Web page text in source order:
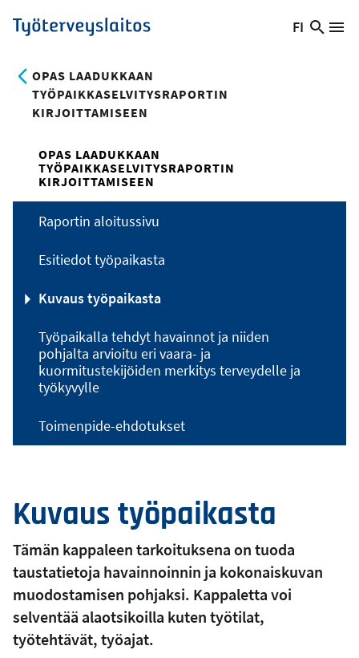
Hyppää
pääsisältöön
Työterveyslaitos
Vaihda
FI
Hae
OPAS LAADUKKAAN
TYÖPAIKKASELVITYSRAPORTIN
KIRJOITTAMISEEN
Kuvaus työpaikasta
Tämän kappaleen tarkoituksena on tuoda
taustatietoja havainnoinnin ja kokonaiskuvan
muodostamisen pohjaksi. Kappaletta voi
selventää alaotsikoilla kuten työtilat,
työtehtävät, työajat.
OPAS LAADUKKAAN
TYÖPAIKKASELVITYSRAPORTIN
KIRJOITTAMISEEN
Raportin aloitussivu
Esitiedot työpaikasta
Kuvaus työpaikasta
Työpaikalla tehdyt havainnot ja niiden
pohjalta arvioitu eri vaara- ja
kuormitustekijöiden merkitys terveydelle ja
työkyvylle
Toimenpide-ehdotukset